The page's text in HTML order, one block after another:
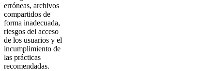
erróneas, archivos
compartidos de
forma inadecuada,
riesgos del acceso
de los usuarios y el
incumplimiento de
las prácticas
recomendadas.